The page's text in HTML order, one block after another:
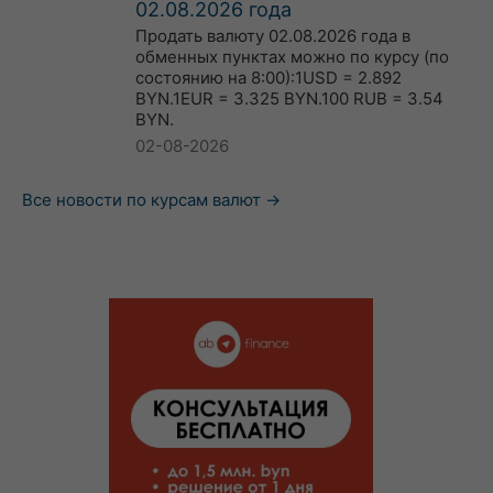
02.08.2026 года
Продать валюту 02.08.2026 года в
обменных пунктах можно по курсу (по
состоянию на 8:00):1USD = 2.892
BYN.1EUR = 3.325 BYN.100 RUB = 3.54
BYN.
02-08-2026
Все новости по курсам валют →